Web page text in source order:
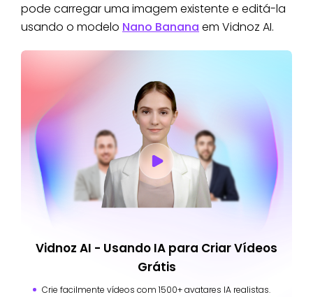
pode carregar uma imagem existente e editá-la
usando o modelo Nano Banana em Vidnoz AI.
Vidnoz AI - Usando IA para Criar Vídeos
Grátis
Crie facilmente vídeos com 1500+ avatares IA realistas.